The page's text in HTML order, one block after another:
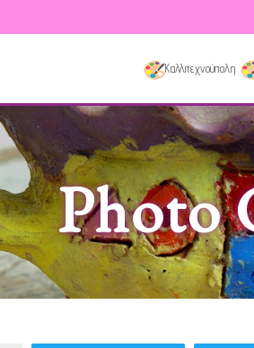
Καλλιτεχνούπολη
Photo